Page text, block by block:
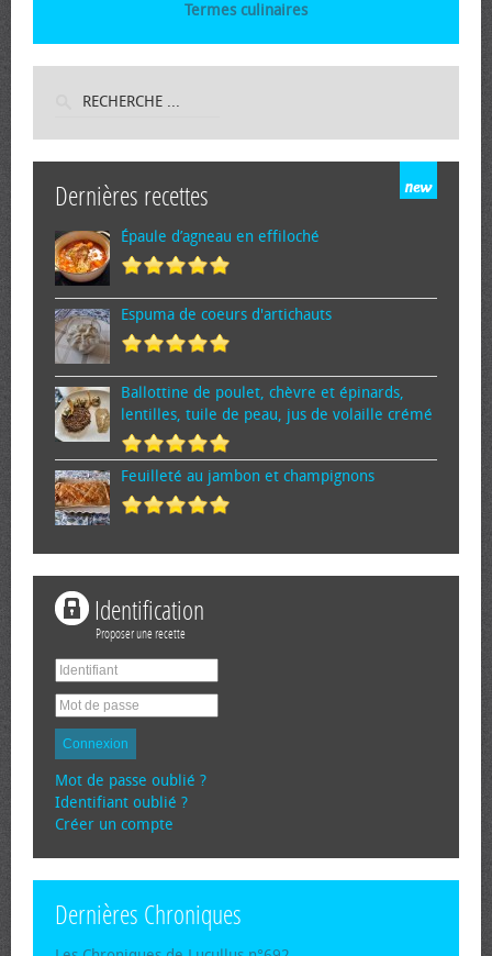
Termes culinaires
Dernières recettes
Épaule d’agneau en effiloché
Espuma de cœurs d'artichauts
Ballottine de poulet, chèvre et épinards,
lentilles, tuile de peau, jus de volaille crémé
Feuilleté au jambon et champignons
Identification
Proposer une recette
Connexion
Mot de passe oublié ?
Identifiant oublié ?
Créer un compte
Dernières Chroniques